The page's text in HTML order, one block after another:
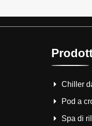
Chiller
Pod a
Spa di